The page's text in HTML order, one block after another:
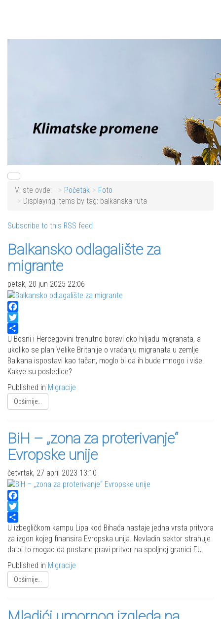
Vi ste ovde: Početak
Foto
Displaying items by tag: balkanska ruta
Subscribe to this RSS feed
Balkansko odlagalište za
migrante
petak, 20 jun 2025 22:06
Facebook
Twitter
Share
U Bosni i Hercegovini trenutno boravi oko hiljadu migranata, a
ukoliko se plan Velike Britanije o vraćanju migranata u zemlje
Balkana ispostavi kao tačan, moglo bi da ih bude mnogo i više.
Kakve su posledice?
Published in Migracije
Opširnije...
BiH – „zona za proterivanje“
Evropske unije
četvrtak, 27 april 2023 13:10
Facebook
Twitter
Share
U izbegličkom kampu Lipa kod Bihaća nastaje jedna vrsta pritvora
za izgon kojeg finansira Evropska unija. Nevladin sektor strahuje
da bi to mogao da postane pravi pritvor na spoljnoj granici EU.
Published in Migracije
Opširnije...